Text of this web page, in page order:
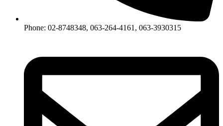
Phone: 02-8748348, 063-264-4161, 063-3930315